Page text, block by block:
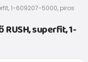
1-609207-5000, piros
superfit, 1-